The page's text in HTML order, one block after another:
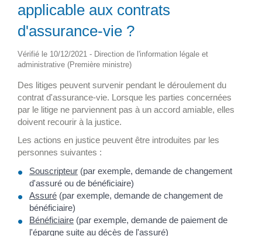
applicable aux contrats
d'assurance-vie ?
Vérifié le 10/12/2021 - Direction de l'information légale et
administrative (Première ministre)
Des litiges peuvent survenir pendant le déroulement du
contrat d'assurance-vie. Lorsque les parties concernées
par le litige ne parviennent pas à un accord amiable, elles
doivent recourir à la justice.
Les actions en justice peuvent être introduites par les
personnes suivantes :
Souscripteur (par exemple, demande de changement
d'assuré ou de bénéficiaire)
Assuré (par exemple, demande de changement de
bénéficiaire)
Bénéficiaire (par exemple, demande de paiement de
l'épargne suite au décès de l'assuré)